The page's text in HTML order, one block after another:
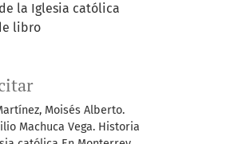
la Iglesia católica
libro
Moisés Alberto.
Machuca Vega. Historia